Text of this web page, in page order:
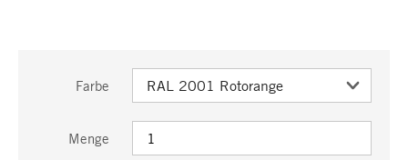
Farbe
Menge